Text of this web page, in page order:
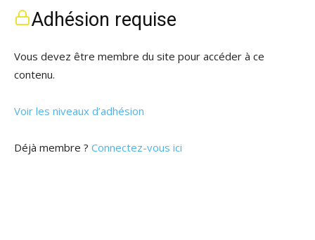
Adhésion requise
Vous devez être membre du site pour accéder à ce
contenu.
Voir les niveaux d’adhésion
Déjà membre ? Connectez-vous ici